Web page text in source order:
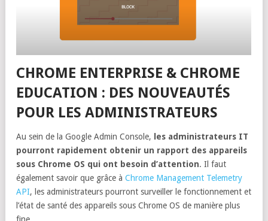
CHROME ENTERPRISE & CHROME
EDUCATION : DES NOUVEAUTÉS
POUR LES ADMINISTRATEURS
Au sein de la Google Admin Console,
les administrateurs IT
pourront rapidement obtenir un rapport des appareils
sous Chrome OS qui ont besoin d’attention. Il faut
également savoir que grâce à Chrome Management Telemetry
API, les administrateurs pourront surveiller le fonctionnement et
l’état de santé des appareils sous Chrome OS de manière plus